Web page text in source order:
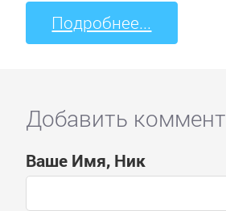
Подробнее...
Добавить коммент
Ваше Имя, Ник